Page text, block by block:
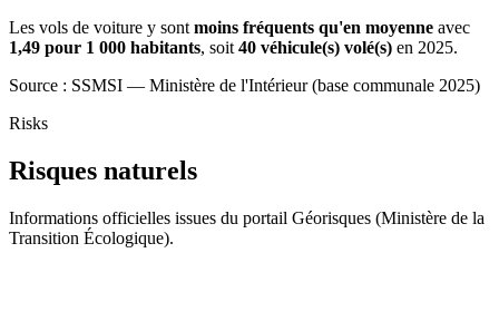
Les vols de voiture y sont moins fréquents qu'en moyenne avec
1,49 pour 1 000 habitants, soit 40 véhicule(s) volé(s) en 2025.
Source : SSMSI — Ministère de l'Intérieur (base communale 2025)
Risks
Risques naturels
Informations officielles issues du portail Géorisques (Ministère de la
Transition Écologique).